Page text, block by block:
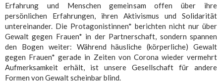
Erfahrung und Menschen gemeinsam offen über ihre
persönlichen Erfahrungen, ihren Aktivismus und Solidarität
untereinander. Die Protagonistinnen* berichten nicht nur über
Gewalt gegen Frauen* in der Partnerschaft, sondern spannen
den Bogen weiter: Während häusliche (körperliche) Gewalt
gegen Frauen* gerade in Zeiten von Corona wieder vermehrt
Aufmerksamkeit erhält, ist unsere Gesellschaft für andere
Formen von Gewalt scheinbar blind.